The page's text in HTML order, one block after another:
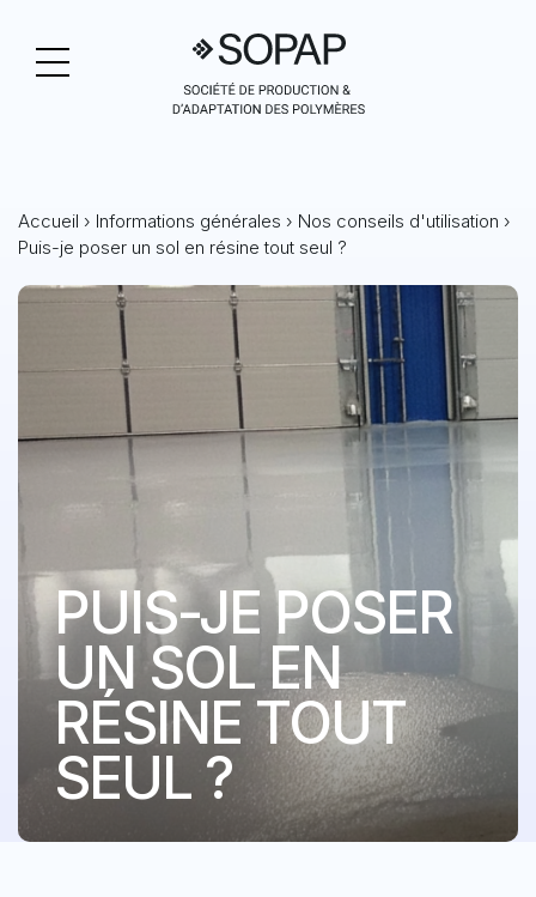
Accueil › Informations générales › Nos conseils d'utilisation ›
Puis-je poser un sol en résine tout seul ?
PUIS-JE POSER
UN SOL EN
RÉSINE TOUT
SEUL ?